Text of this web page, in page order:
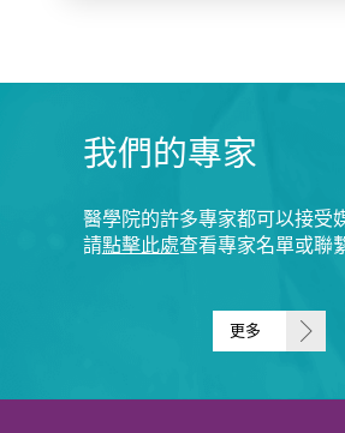
我們的專家
醫學院的許多專家都可以接受
請點擊此處查看專家名單或聯
更多